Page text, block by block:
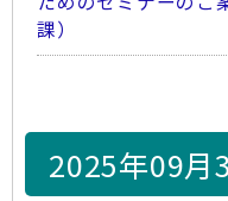
課）
2025年09月